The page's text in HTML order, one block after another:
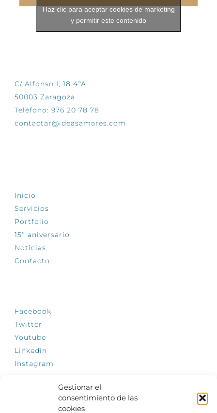
Gestionar el
consentimiento de las
cookies
Haz clic para aceptar cookies de marketing
y permitir este contenido
C/ Alfonso I, 18 4ºA
50003 Zaragoza
Teléfono: 976 20 78 78
contactar@ideasamares.com
Inicio
Servicios
Portfolio
15º aniversario
Noticias
Contacto
Facebook
Twitter
Youtube
Linkedin
Instagram